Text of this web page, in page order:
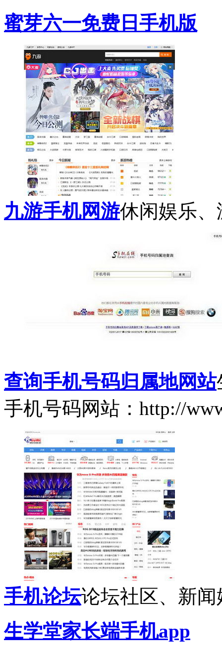
蜜芽六一免费日手机版
九游手机网游休闲娱乐
查询手机号码归属地网站
手机号码网站：http://
手机论坛论坛社区、新闻
生学堂家长端手机app